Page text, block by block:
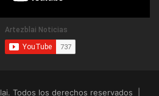
Todos los derechos reservados |